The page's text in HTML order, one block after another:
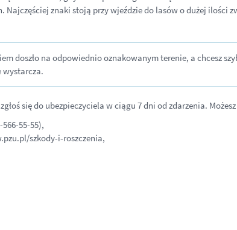
znaki stoją przy wjeździe do lasów o dużej ilości
doszło na odpowiednio oznakowanym terenie, a chcesz
wystarcza.
się do ubezpieczyciela w ciągu 7 dni od zdarzenia.
55-55),
szkody-i-roszczenia,